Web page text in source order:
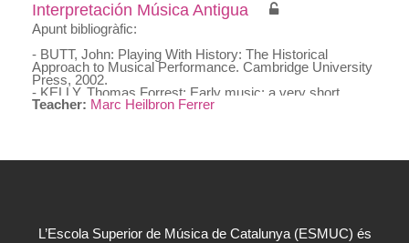
Interpretación Música Antigua
Apunt bibliogràfic:
- BUTT, John: Playing With History: The Historical
Approach to Musical Performance. Cambridge University
Press, 2002.
- KELLY, Thomas Forrest: Early music: a very short
introduction. Oxford, Oxford University Press, 2001.
and Performance. Oxford University Press, 1995.
Teacher: Marc Heilbron Ferrer
L’Escola Superior de Música de Catalunya (ESMUC) és